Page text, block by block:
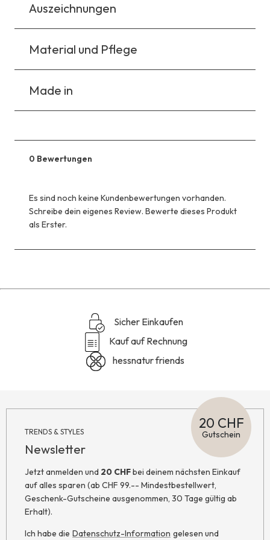
Auszeichnungen
Material und Pflege
Made in
0 Bewertungen
Es sind noch keine Kundenbewertungen vorhanden.
Schreibe dein eigenes Review. Bewerte dieses Produkt
als Erster.
Sicher Einkaufen
Kauf auf Rechnung
hessnatur friends
TRENDS & STYLES
Newsletter
20 CHF
Gutschein
Jetzt anmelden und 20 CHFbei deinem nächsten Einkauf
auf alles sparen (ab CHF 99.-- Mindestbestellwert,
Geschenk-Gutscheine ausgenommen, 30 Tage gültig ab
Erhalt).
Ich habe die Datenschutz-Information gelesen und